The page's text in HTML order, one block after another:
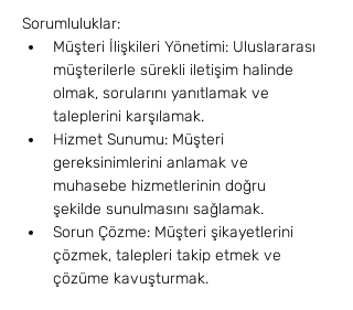
Sorumluluklar:
Müşteri İlişkileri Yönetimi: Uluslararası
müşterilerle sürekli iletişim halinde
olmak, sorularını yanıtlamak ve
taleplerini karşılamak.
Hizmet Sunumu: Müşteri
gereksinimlerini anlamak ve
muhasebe hizmetlerinin doğru
şekilde sunulmasını sağlamak.
Sorun Çözme: Müşteri şikayetlerini
çözmek, talepleri takip etmek ve
çözüme kavuşturmak.